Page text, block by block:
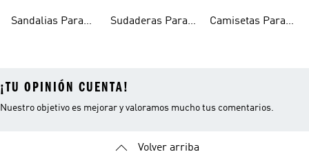
Sandalias Para
Sudaderas Para
Camisetas Para
¡TU OPINIÓN CUENTA!
Nuestro objetivo es mejorar y valoramos mucho tus comentarios.
Volver arriba